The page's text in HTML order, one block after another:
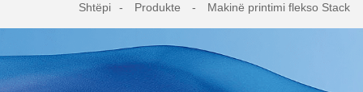
Shtëpi Produkte Makinë printimi flekso Stack